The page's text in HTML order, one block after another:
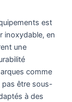
est
inoxydable, en
une
comme
pas être sous-
à des